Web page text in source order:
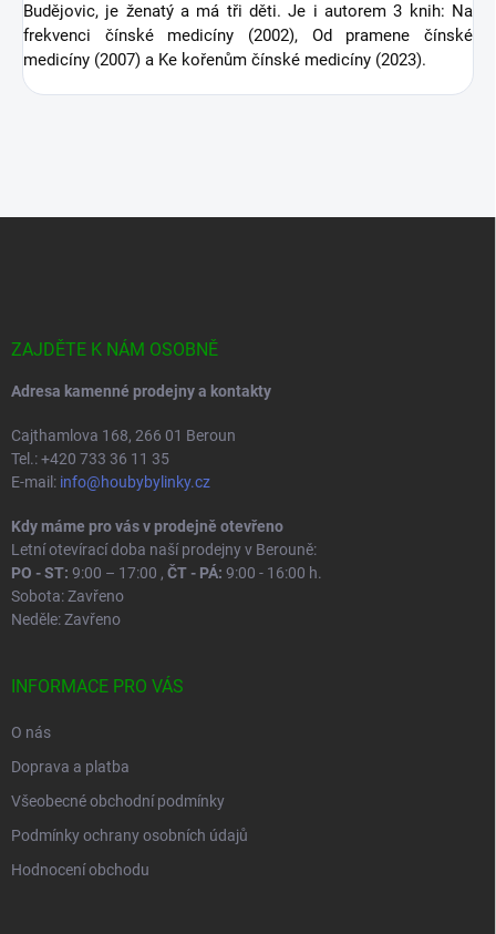
Budějovic, je ženatý a má tři děti. Je i autorem 3 knih: Na
frekvenci čínské medicíny (2002), Od pramene čínské
medicíny (2007) a Ke kořenům čínské medicíny (2023).
ZAJDĚTE K NÁM OSOBNĚ
Adresa kamenné prodejny a kontakty
Cajthamlova 168, 266 01 Beroun
Tel.: +420 733 36 11 35
E-mail: info@houbybylinky.cz
Kdy máme pro vás v prodejně otevřeno
Letní otevírací doba naší prodejny v Berouně:
PO - ST: 9:00 – 17:00 , ČT - PÁ: 9:00 - 16:00 h.
Sobota: Zavřeno
Neděle: Zavřeno
INFORMACE PRO VÁS
O nás
Doprava a platba
Všeobecné obchodní podmínky
Podmínky ochrany osobních údajů
Hodnocení obchodu